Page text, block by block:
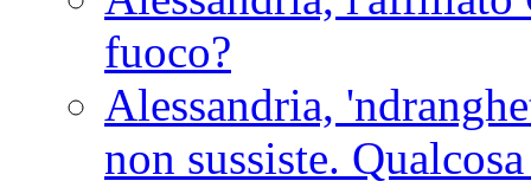
fuoco?
Alessandria,
non sussiste.